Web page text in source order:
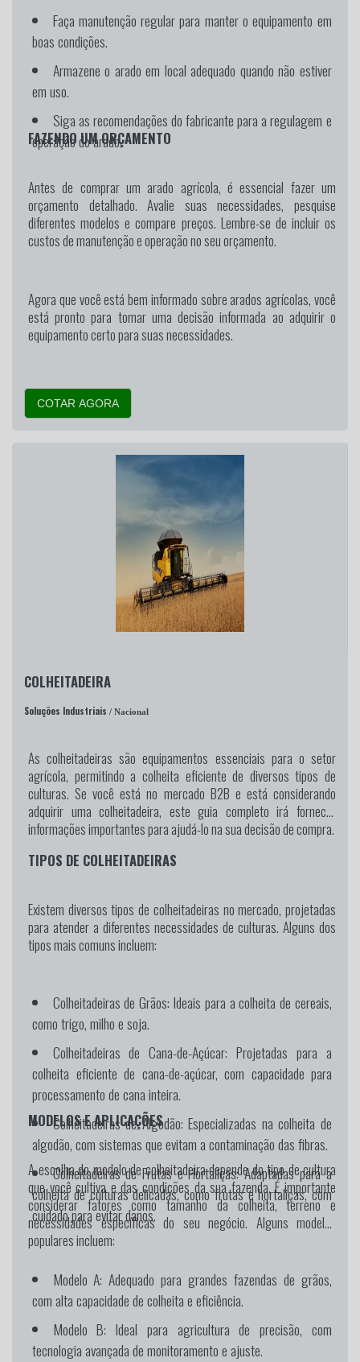
Faça manutenção regular para manter o equipamento em
boas condições.
Armazene o arado em local adequado quando não estiver
em uso.
Siga as recomendações do fabricante para a regulagem e
operação do arado.
FAZENDO UM ORÇAMENTO
Antes de comprar um arado agrícola, é essencial fazer um
orçamento detalhado. Avalie suas necessidades, pesquise
diferentes modelos e compare preços. Lembre-se de incluir os
custos de manutenção e operação no seu orçamento.
Agora que você está bem informado sobre arados agrícolas, você
está pronto para tomar uma decisão informada ao adquirir o
equipamento certo para suas necessidades.
COTAR AGORA
COLHEITADEIRA
Soluções Industriais / Nacional
As colheitadeiras são equipamentos essenciais para o setor
agrícola, permitindo a colheita eficiente de diversos tipos de
culturas. Se você está no mercado B2B e está considerando
adquirir uma colheitadeira, este guia completo irá fornecer
informações importantes para ajudá-lo na sua decisão de compra.
TIPOS DE COLHEITADEIRAS
Existem diversos tipos de colheitadeiras no mercado, projetadas
para atender a diferentes necessidades de culturas. Alguns dos
tipos mais comuns incluem:
Colheitadeiras de Grãos: Ideais para a colheita de cereais,
como trigo, milho e soja.
Colheitadeiras de Cana-de-Açúcar: Projetadas para a
colheita eficiente de cana-de-açúcar, com capacidade para
processamento de cana inteira.
Colheitadeiras de Algodão: Especializadas na colheita de
algodão, com sistemas que evitam a contaminação das fibras.
Colheitadeiras de Frutas e Hortaliças: Adaptadas para a
colheita de culturas delicadas, como frutas e hortaliças, com
cuidado para evitar danos.
MODELOS E APLICAÇÕES
A escolha do modelo de colheitadeira depende do tipo de cultura
que você cultiva e das condições da sua fazenda. É importante
considerar fatores como tamanho da colheita, terreno e
necessidades específicas do seu negócio. Alguns modelos
populares incluem:
Modelo A: Adequado para grandes fazendas de grãos,
com alta capacidade de colheita e eficiência.
Modelo B: Ideal para agricultura de precisão, com
tecnologia avançada de monitoramento e ajuste.